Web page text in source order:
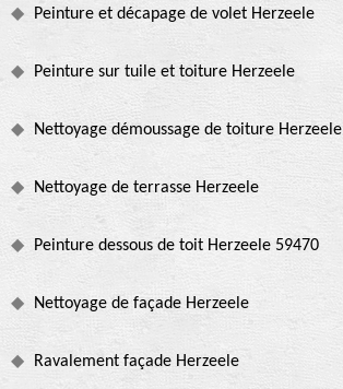
Peinture et décapage de volet Herzeele
Peinture sur tuile et toiture Herzeele
Nettoyage démoussage de toiture Herzeele
Nettoyage de terrasse Herzeele
Peinture dessous de toit Herzeele 59470
Nettoyage de façade Herzeele
Ravalement façade Herzeele